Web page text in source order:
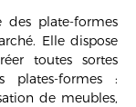
des plate-formes
Elle dispose
toutes sortes
plates-formes :
de meubles,